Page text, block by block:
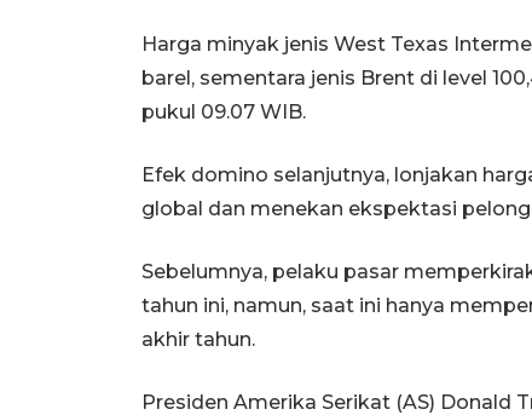
Harga minyak jenis West Texas
barel, sementara jenis Brent di level
pukul 09.07 WIB.
Efek domino selanjutnya, lonjakan
global dan menekan ekspektasi
Sebelumnya, pelaku pasar
tahun ini, namun, saat ini hanya
akhir tahun.
Presiden Amerika Serikat (AS) Donald